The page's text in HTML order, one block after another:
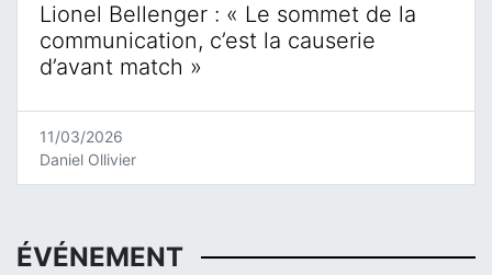
Lionel Bellenger : « Le sommet de la
communication, c’est la causerie
d’avant match »
11/03/2026
Daniel Ollivier
ÉVÉNEMENT